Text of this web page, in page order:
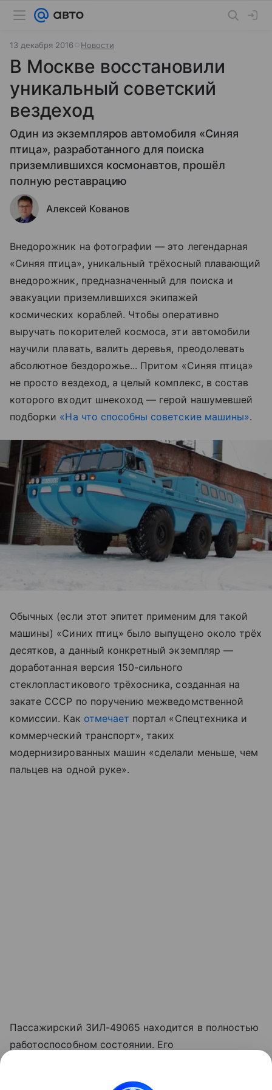
13 декабря 2016 Новости
В Москве восстановили
уникальный советский
вездеход
Один из экземпляров автомобиля «Синяя
птица», разработанного для поиска
приземлившихся космонавтов, прошёл
полную реставрацию
Алексей Кованов
Внедорожник на фотографии — это легендарная
«Синяя птица», уникальный трёхосный плавающий
внедорожник, предназначенный для поиска и
эвакуации приземлившихся экипажей
космических кораблей. Чтобы оперативно
выручать покорителей космоса, эти автомобили
научили плавать, валить деревья, преодолевать
абсолютное бездорожье... Притом «Синяя птица»
не просто вездеход, а целый комплекс, в состав
которого входит шнекоход — герой нашумевшей
подборки «На что способны советские машины».
Обычных (если этот эпитет применим для такой
машины) «Синих птиц» было выпущено около трёх
десятков, а данный конкретный экземпляр —
доработанная версия 150-сильного
стеклопластикового трёхосника, созданная на
закате СССР по поручению межведомственной
комиссии. Как отмечает портал «Спецтехника и
коммерческий транспорт», таких
модернизированных машин «сделали меньше, чем
пальцев на одной руке».
Пассажирский ЗИЛ-49065 находится в полностью
работоспособном состоянии. Его
АМОЗИЛ», которой недавно перешёл знаменитый